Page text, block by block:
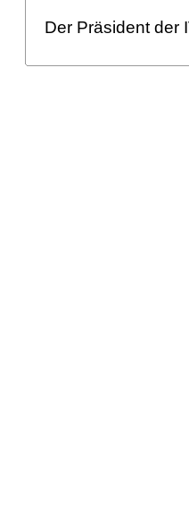
Der Präsident der